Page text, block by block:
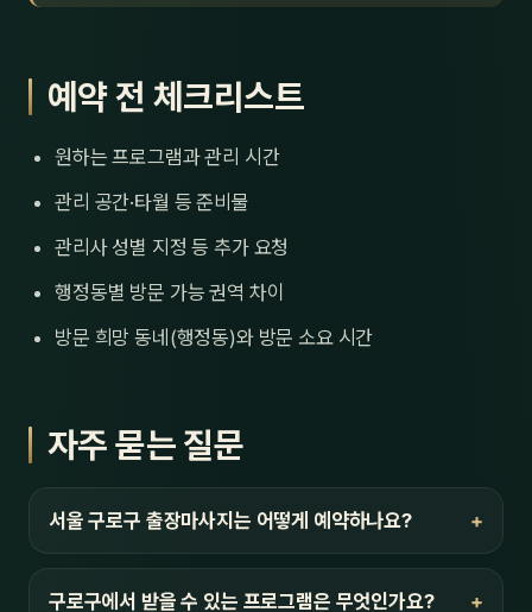
예약 전 체크리스트
원하는 프로그램과 관리 시간
관리 공간·타월 등 준비물
관리사 성별 지정 등 추가 요청
행정동별 방문 가능 권역 차이
방문 희망 동네(행정동)와 방문 소요 시간
자주 묻는 질문
서울 구로구 출장마사지는 어떻게 예약하나요?
구로구에서 받을 수 있는 프로그램은 무엇인가요?